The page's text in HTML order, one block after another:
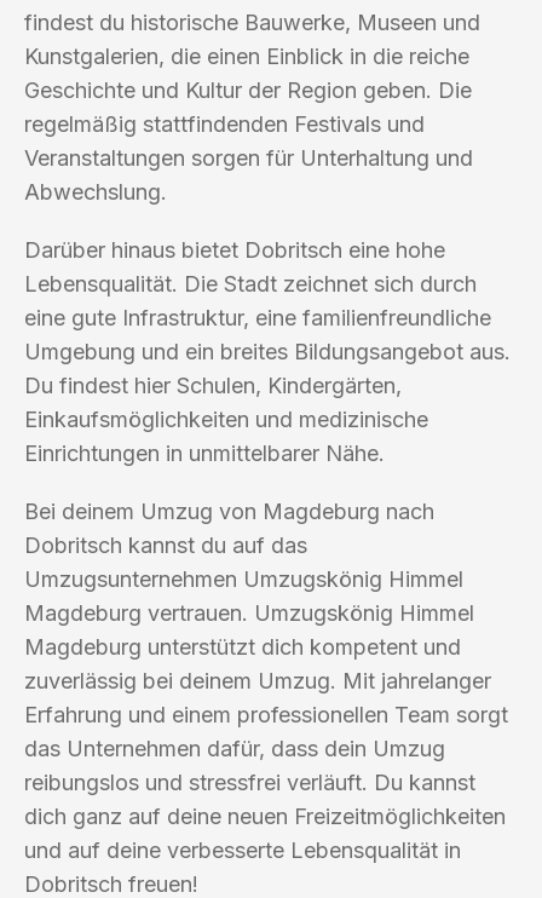
findest du historische Bauwerke, Museen und
Kunstgalerien, die einen Einblick in die reiche
Geschichte und Kultur der Region geben. Die
regelmäßig stattfindenden Festivals und
Veranstaltungen sorgen für Unterhaltung und
Abwechslung.
Darüber hinaus bietet Dobritsch eine hohe
Lebensqualität. Die Stadt zeichnet sich durch
eine gute Infrastruktur, eine familienfreundliche
Umgebung und ein breites Bildungsangebot aus.
Du findest hier Schulen, Kindergärten,
Einkaufsmöglichkeiten und medizinische
Einrichtungen in unmittelbarer Nähe.
Bei deinem Umzug von Magdeburg nach
Dobritsch kannst du auf das
Umzugsunternehmen Umzugskönig Himmel
Magdeburg vertrauen. Umzugskönig Himmel
Magdeburg unterstützt dich kompetent und
zuverlässig bei deinem Umzug. Mit jahrelanger
Erfahrung und einem professionellen Team sorgt
das Unternehmen dafür, dass dein Umzug
reibungslos und stressfrei verläuft. Du kannst
dich ganz auf deine neuen Freizeitmöglichkeiten
und auf deine verbesserte Lebensqualität in
Dobritsch freuen!